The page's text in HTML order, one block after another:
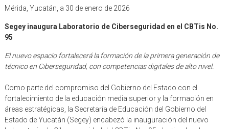
Mérida, Yucatán, a 30 de enero de 2026
Segey inaugura Laboratorio de Ciberseguridad en el CBTis No.
95
El nuevo espacio fortalecerá la formación de la primera generación de
técnico en Ciberseguridad, con competencias digitales de alto nivel.
Como parte del compromiso del Gobierno del Estado con el
fortalecimiento de la educación media superior y la formación en
áreas estratégicas, la Secretaría de Educación del Gobierno del
Estado de Yucatán (Segey) encabezó la inauguración del nuevo